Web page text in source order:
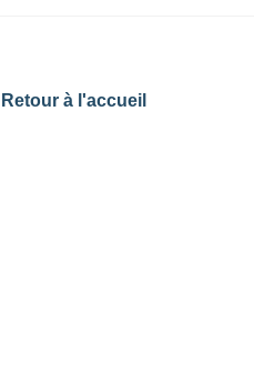
Retour à l'accueil